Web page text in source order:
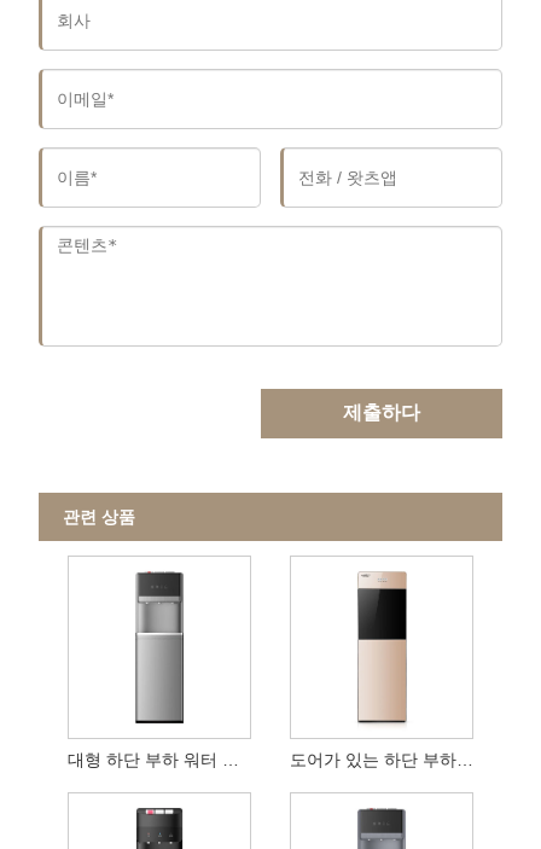
제출하다
관련 상품
도어가 있는 하단 부하 정수기